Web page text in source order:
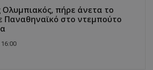
Ολυμπιακός, πήρε άνετα το
Παναθηναϊκό στο ντεμπούτο